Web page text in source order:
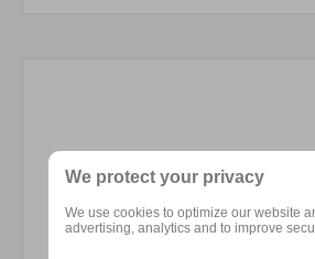
We protect your privacy
We use cookies to optimize our website
advertising, analytics and to improve